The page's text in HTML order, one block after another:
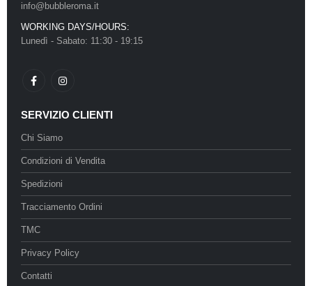
info@bubbleroma.it
WORKING DAYS/HOURS:
Lunedì - Sabato: 11:30 - 19:15
SERVIZIO CLIENTI
Chi Siamo
Condizioni di Vendita
Spedizioni
Tracciamento Ordini
TMC
Privacy Policy
Contatti